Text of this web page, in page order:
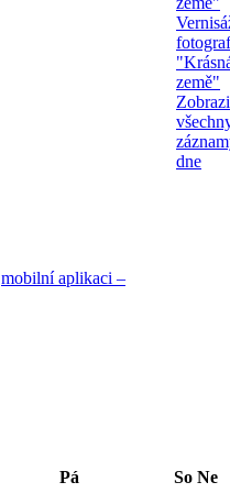
země"
dne
mobilní aplikaci –
Pá So Ne